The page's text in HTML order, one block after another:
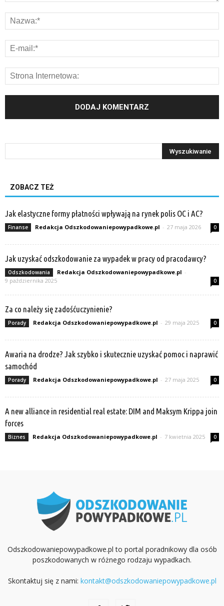
ZOBACZ TEŻ
Jak elastyczne formy płatności wpływają na rynek polis OC i AC?
Finanse Redakcja Odszkodowaniepowypadkowe.pl - 27 maja 2026 0
Jak uzyskać odszkodowanie za wypadek w pracy od pracodawcy?
Odszkodowania Redakcja Odszkodowaniepowypadkowe.pl -
9 października 2025
0
Za co należy się zadośćuczynienie?
Porady Redakcja Odszkodowaniepowypadkowe.pl - 29 maja 2025 0
Awaria na drodze? Jak szybko i skutecznie uzyskać pomoc i naprawić
samochód
Porady Redakcja Odszkodowaniepowypadkowe.pl - 27 maja 2025 0
A new alliance in residential real estate: DIM and Maksym Krippa join
forces
Biznes Redakcja Odszkodowaniepowypadkowe.pl - 7 kwietnia 2025 0
Odszkodowaniepowypadkowe.pl to portal poradnikowy dla osób
poszkodowanych w różnego rodzaju wypadkach.
Skontaktuj się z nami: kontakt@odszkodowaniepowypadkowe.pl